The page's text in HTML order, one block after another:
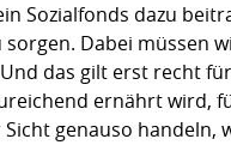
Sozialfonds dazu
Dabei müssen
das gilt erst recht
ernährt wird,
genauso handeln,